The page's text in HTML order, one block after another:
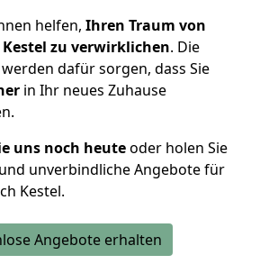
helfen, Ihren Traum von
zu verwirklichen. Die
dafür sorgen, dass Sie
in Ihr neues Zuhause
uns noch heuteoder holen Sie
unverbindliche Angebote für
Kestel.
Angebote erhalten